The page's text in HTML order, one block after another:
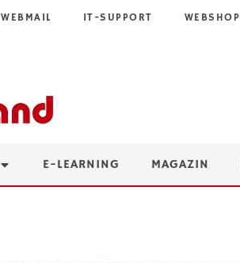
WEBMAIL IT-SUPPORT WEBSHOP
E-LEARNING MAGAZIN